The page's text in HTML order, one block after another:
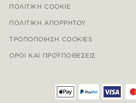
ΠΟΛΙΤΙΚΉ COOKIE
ΠΟΛΙΤΙΚΉ ΑΠΟΡΡΉΤΟΥ
ΤΡΟΠΟΠΟΊΗΣΗ COOKIES
ΌΡΟΙ ΚΑΙ ΠΡΟΫΠΟΘΈΣΕΙΣ